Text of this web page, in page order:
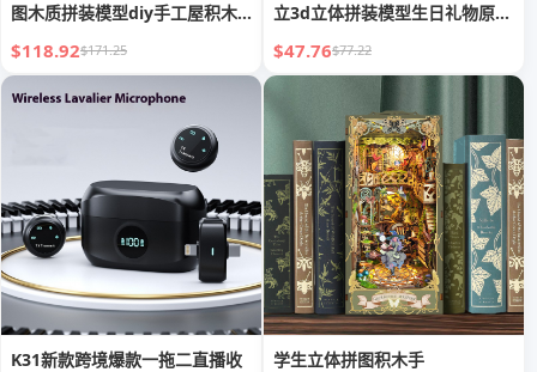
图木质拼装模型diy手工屋积木
玩具
$118.92$171.25
立3d立体拼装模型生日礼物原创
设计
$47.76$77.22
K31新款跨境爆款一拖二直播收
学生立体拼图积木手